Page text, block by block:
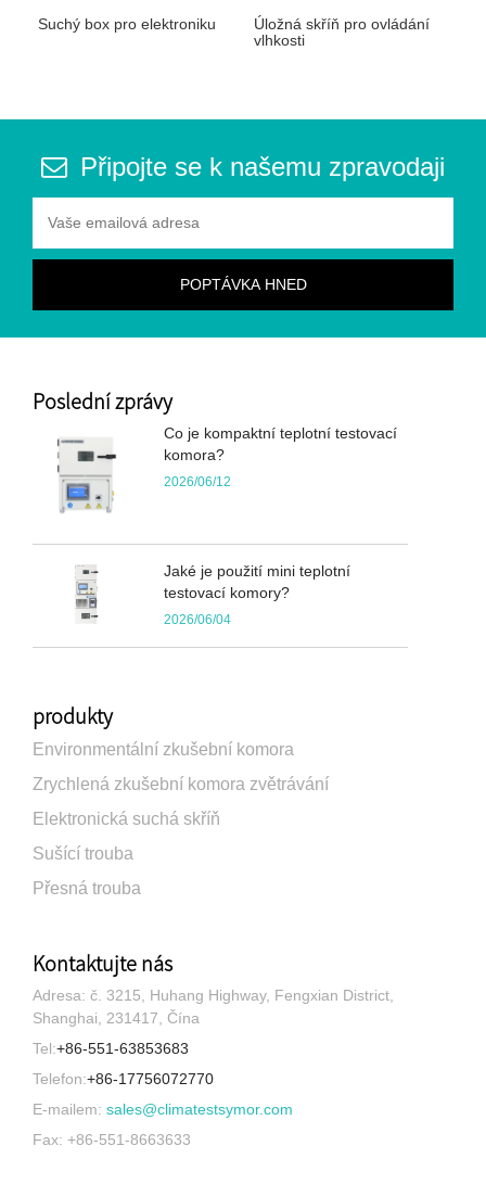
Suchý box pro elektroniku
Úložná skříň pro ovládání
vlhkosti
Připojte se k našemu zpravodaji
Poslední zprávy
Co je kompaktní teplotní testovací
komora?
2026/06/12
Jaké je použití mini teplotní
testovací komory?
2026/06/04
produkty
Environmentální zkušební komora
Zrychlená zkušební komora zvětrávání
Elektronická suchá skříň
Sušící trouba
Přesná trouba
Kontaktujte nás
Adresa: č. 3215, Huhang Highway, Fengxian District,
Shanghai, 231417, Čína
Tel:+86-551-63853683
Telefon:+86-17756072770
E-mailem: sales@climatestsymor.com
Fax: +86-551-8663633